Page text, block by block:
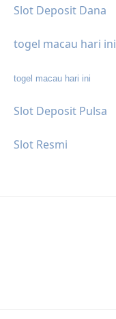
Slot Deposit Dana
togel macau hari ini
togel macau hari ini
Slot Deposit Pulsa
Slot Resmi